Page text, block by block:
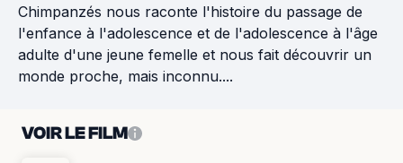
Chimpanzés nous raconte l'histoire du passage de
l'enfance à l'adolescence et de l'adolescence à l'âge
adulte d'une jeune femelle et nous fait découvrir un
monde proche, mais inconnu....
VOIR LE FILM